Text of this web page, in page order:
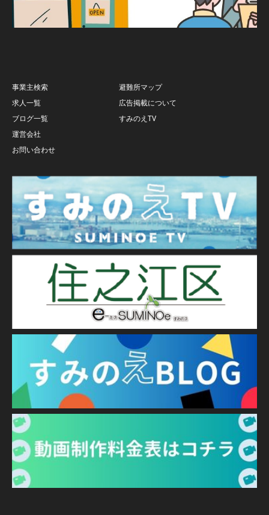
事業主検索
避難所マップ
求人一覧
広告掲載について
ブログ一覧
すみのえTV
運営会社
お問い合わせ